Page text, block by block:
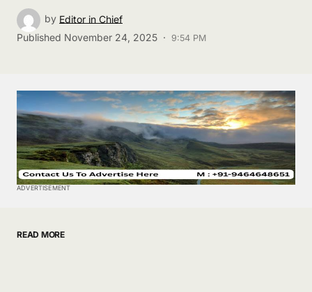
by Editor in Chief
Published November 24, 2025 · 9:54 PM
ADVERTISEMENT
READ MORE